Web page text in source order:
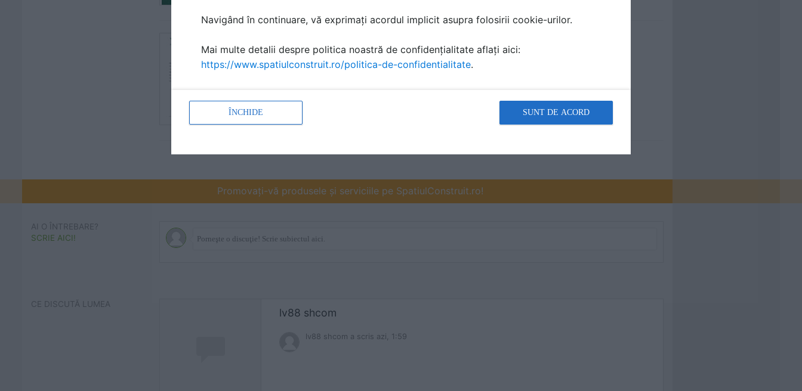
| FISA TEHNICA | 1 P | LIMBA: RO
Promovați-vă produsele și serviciile pe SpatiulConstruit.ro!
AI O ÎNTREBARE?
SCRIE AICI!
CE DISCUTĂ LUMEA
lv88 shcom
lv88 shcom a scris azi, 1:59
Navigând în continuare, vă exprimați acordul implicit asupra folosirii cookie-urilor.
Mai multe detalii despre politica noastră de confidențialitate aflați aici:
https://www.spatiulconstruit.ro/politica-de-confidentialitate.
ÎNCHIDE SUNT DE ACORD